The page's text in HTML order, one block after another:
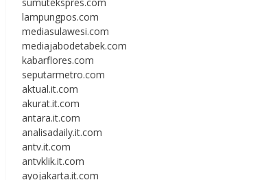
sumutekspres.com
lampungpos.com
mediasulawesi.com
mediajabodetabek.com
kabarflores.com
seputarmetro.com
aktual.it.com
akurat.it.com
antara.it.com
analisadaily.it.com
antv.it.com
antvklik.it.com
ayojakarta.it.com